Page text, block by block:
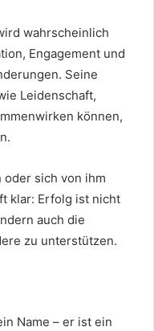
wahrscheinlich
Engagement und
Seine
Leidenschaft,
können,
oder sich von ihm
klar: Erfolg ist nicht
auch die
zu unterstützen.
Name – er ist ein